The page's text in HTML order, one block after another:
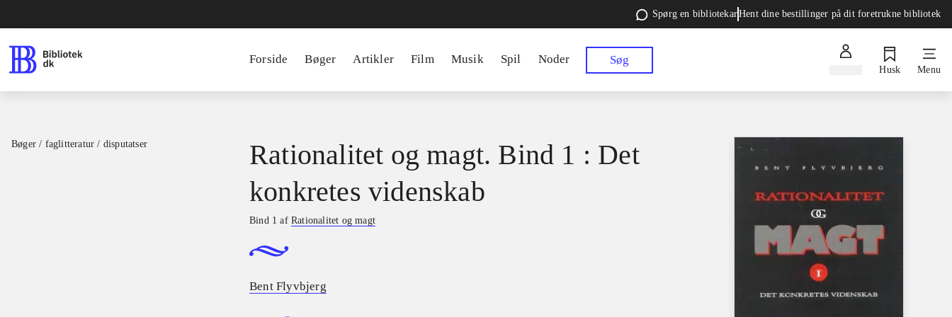
Spørg en bibliotekarHent dine bestillinger på dit foretrukne bibliotek
Forside Bøger Artikler Film Musik Spil Noder Søg
Husk Menu
Bøger / faglitteratur / disputatser
Rationalitet og magt. Bind 1 : Det
konkretes videnskab
Bind 1 afRationalitet og magt
Bent Flyvbjerg